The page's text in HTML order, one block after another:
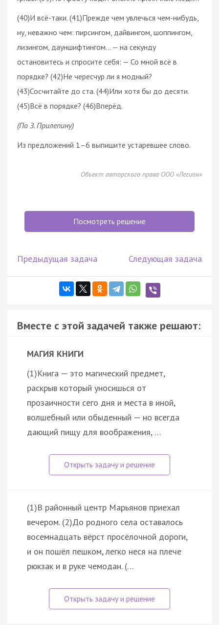
(40)И всё-таки. (41)Прежде чем увлечься чем-нибудь,
ну, неважно чем: пирсингом, дайвингом, шоппингом,
лизингом, дауншифтингом… — на секунду
остановитесь и спросите себя: — Со мной всё в
порядке? (42)Не чересчур ли я модный?
(43)Сосчитайте до ста. (44)Или хотя бы до десяти.
(45)Всё в порядке? (46)Вперёд.
(По З. Прилепину)
Из предложений 1–6 выпишите устаревшее слово.
Объект авторского права ООО «Легион»
Посмотреть решение
Предыдущая задача Следующая задача
Вместе с этой задачей также решают:
МАГИЯ КНИГИ
(1)Книга — это магический предмет,
раскрыв который уносишься от
прозаичности сего дня и места в иной,
волшебный или обыденный — но всегда
дающий пищу для воображения, …
(1)В районный центр Марьянов приехал
вечером. (2)До родного села оставалось
восемнадцать вёрст просёлочной дороги,
и он пошёл пешком, легко неся на плече
рюкзак и в руке чемодан. (…